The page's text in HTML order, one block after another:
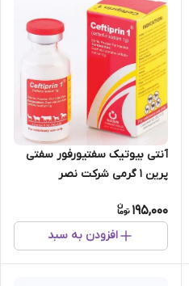
آنتی بیوتیک سفتیورفور سفتی
پرین 1 گرمی شرکت نصر
195,000
افزودن به سبد